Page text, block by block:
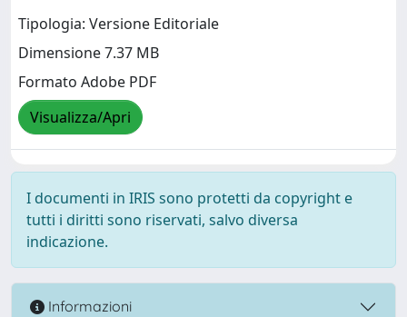
Tipologia: Versione Editoriale
Dimensione 7.37 MB
Formato Adobe PDF
Visualizza/Apri
I documenti in IRIS sono protetti da copyright e
tutti i diritti sono riservati, salvo diversa
indicazione.
Informazioni